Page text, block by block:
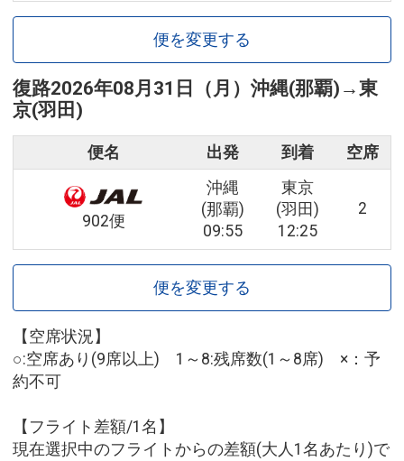
便を変更する
復路2026年08月31日（月） 沖縄(那覇) →東
京(羽田)
便名 出発 到着 空席
902便
沖縄
(那覇)
09:55
東京
(羽田)
12:25
2
便を変更する
【空席状況】
○:空席あり(9席以上) 1～8:残席数(1～8席) ×：予
約不可
【フライト差額/1名】
現在選択中のフライトからの差額(大人1名あたり)で